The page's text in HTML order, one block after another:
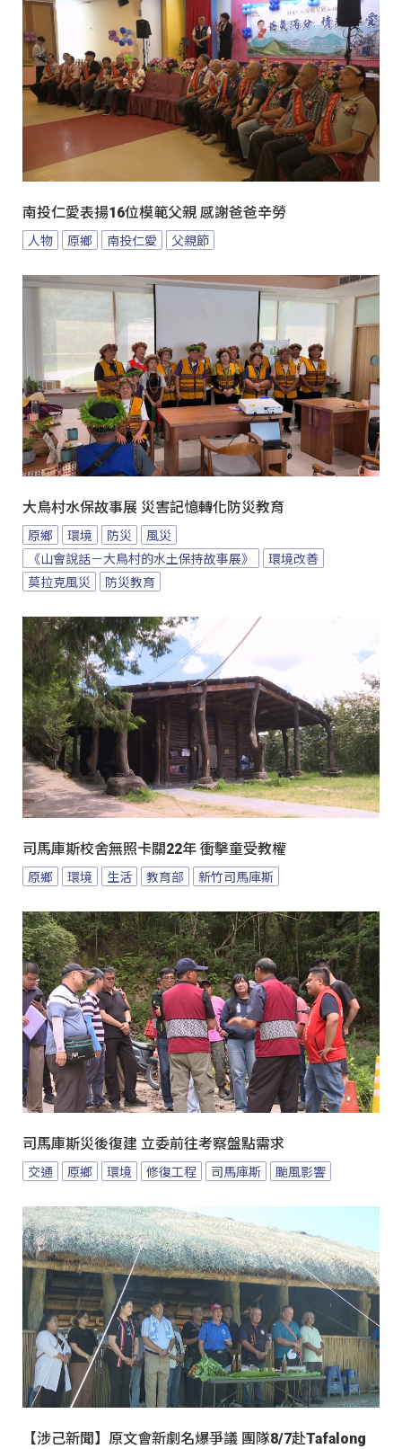
南投仁愛表揚16位模範父親 感謝爸爸辛勞
人物 原鄉 南投仁愛 父親節
大鳥村水保故事展 災害記憶轉化防災教育
原鄉 環境 防災
風災
《山會說話－大鳥村的水土保持故事展》
環境改善
莫拉克風災
防災教育
司馬庫斯校舍無照卡關22年 衝擊童受教權
原鄉 環境 生活 教育部 新竹司馬庫斯
司馬庫斯災後復建 立委前往考察盤點需求
交通 原鄉 環境 修復工程 司馬庫斯 颱風影響
【涉己新聞】原文會新劇名爆爭議 團隊8/7赴Tafalong